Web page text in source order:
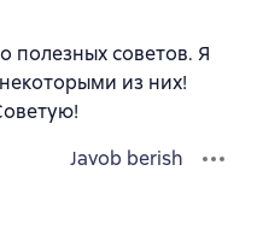
полезных советов. Я
из них!
Javob berish